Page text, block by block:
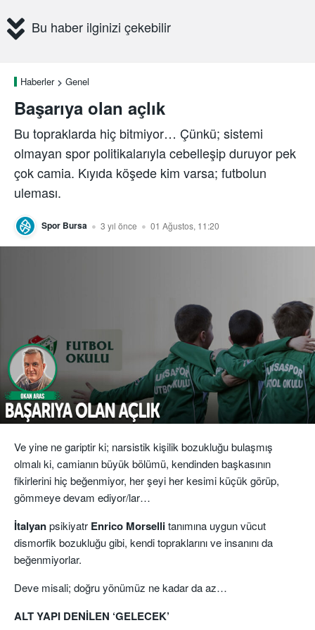
Bu haber ilginizi çekebilir
Haberler Genel
Başarıya olan açlık
Bu topraklarda hiç bitmiyor… Çünkü; sistemi
olmayan spor politikalarıyla cebelleşip duruyor pek
çok camia. Kıyıda köşede kim varsa; futbolun
uleması.
Spor Bursa 3 yıl önce 01 Ağustos, 11:20
Ve yine ne gariptir ki; narsistik kişilik bozukluğu bulaşmış
olmalı ki, camianın büyük bölümü, kendinden başkasının
fikirlerini hiç beğenmiyor, her şeyi her kesimi küçük görüp,
gömmeye devam ediyor/lar…
İtalyanpsikiyatr Enrico Morsellitanımına uygun vücut
dismorfik bozukluğu gibi, kendi topraklarını ve insanını da
beğenmiyorlar.
Deve misali; doğru yönümüz ne kadar da az…
ALT YAPI DENİLEN ‘GELECEK’